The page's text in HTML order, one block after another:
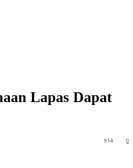
Lapas Dapat
0
914